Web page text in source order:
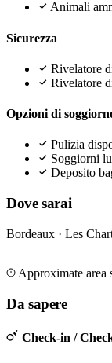
Animali
Sicurezza
Rivelatore
Rivelatore
Opzioni di
Pulizia
Soggiorni
Deposito
Dove sarai
Bordeaux · Les
+
−
Approximate area
Da sapere
Check-in /